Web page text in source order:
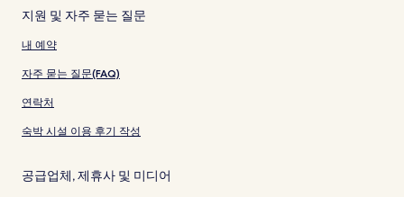
지원 및 자주 묻는 질문
내 예약
자주 묻는 질문(FAQ)
연락처
숙박 시설 이용 후기 작성
공급업체, 제휴사 및 미디어